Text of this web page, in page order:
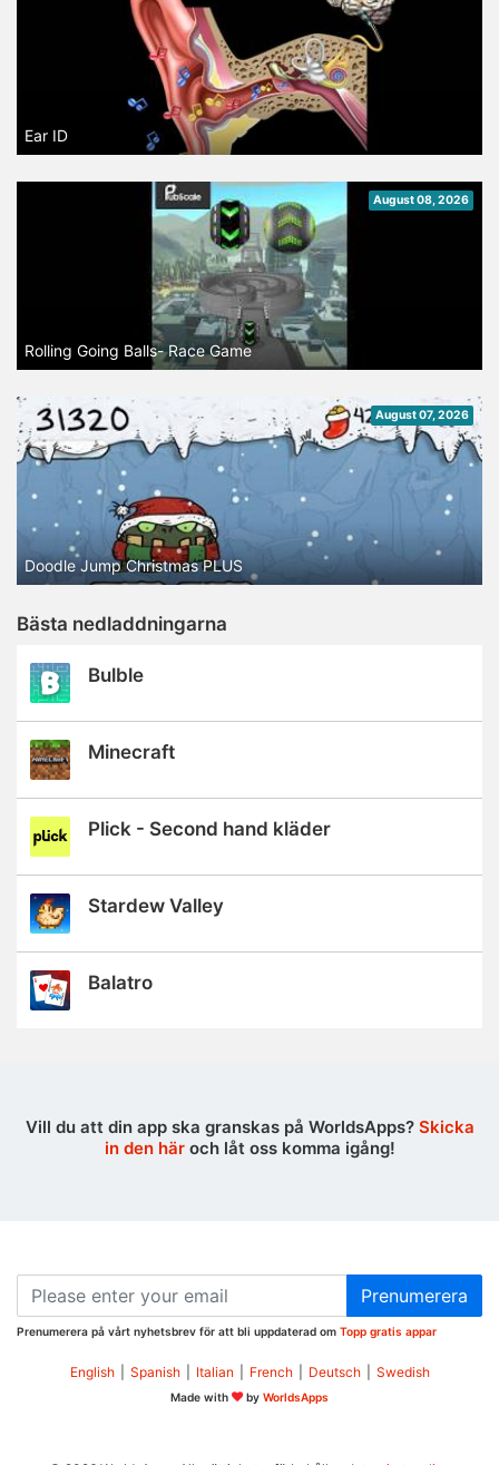
Ear ID
August 08, 2026
Rolling Going Balls- Race Game
August 07, 2026
Doodle Jump Christmas PLUS
Bästa nedladdningarna
Bulble
Minecraft
Plick - Second hand kläder
Stardew Valley
Balatro
Vill du att din app ska granskas på WorldsApps? Skicka
in den häroch låt oss komma igång!
Prenumerera
Prenumerera på vårt nyhetsbrev för att bli uppdaterad om Topp gratis appar
English Spanish Italian French Deutsch Swedish
Made with by WorldsApps